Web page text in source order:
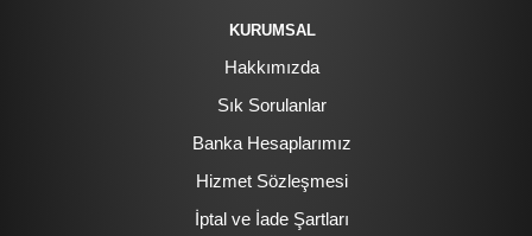
KURUMSAL
Hakkımızda
Sık Sorulanlar
Banka Hesaplarımız
Hizmet Sözleşmesi
İptal ve İade Şartları